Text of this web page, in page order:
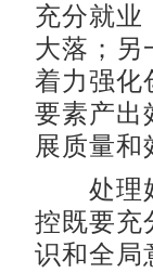
充分就业
大落；另
着力强化
要素产出
展质量和
处理好
控既要充
识和全局